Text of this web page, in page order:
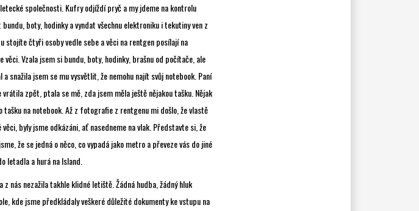
společnosti. Kufry odjíždí pryč a my jdeme na kontrolu
boty, hodinky a vyndat všechnu elektroniku i tekutiny ven z
čtyři osoby vedle sebe a věci na rentgen posílají na
Vzala jsem si bundu, boty, hodinky, brašnu od počítače, ale
snažila jsem se mu vysvětlit, že nemohu najít svůj notebook. Paní
zpět, ptala se mě, zda jsem měla ještě nějakou tašku. Nějak
na notebook. Až z fotografie z rentgenu mi došlo, že vlastě
byly jsme odkázáni, ať nasedneme na vlak. Představte si, že
že se jedná o něco, co vypadá jako metro a převeze vás do jiné
letadla a hurá na Island.
nás nezažila takhle klidné letiště. Žádná hudba, žádný hluk
kde jsme předkládaly veškeré důležité dokumenty ke vstupu na